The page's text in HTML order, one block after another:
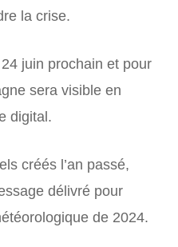
la crise.
juin prochain et pour
sera visible en
digital.
créés l’an passé,
délivré pour
de 2024.